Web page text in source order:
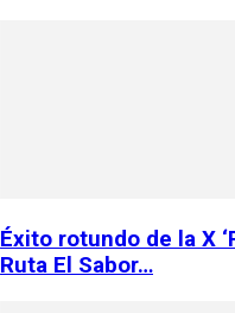
Éxito rotundo de la X
Ruta El Sabor…